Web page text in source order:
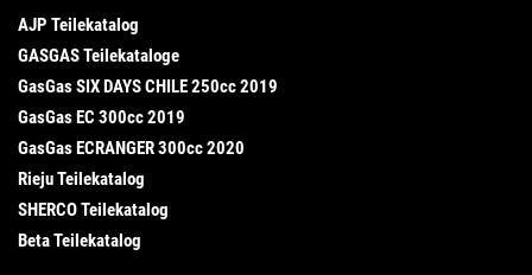
AJP Teilekatalog
GASGAS Teilekataloge
GasGas SIX DAYS CHILE 250cc 2019
GasGas EC 300cc 2019
GasGas ECRANGER 300cc 2020
Rieju Teilekatalog
SHERCO Teilekatalog
Beta Teilekatalog